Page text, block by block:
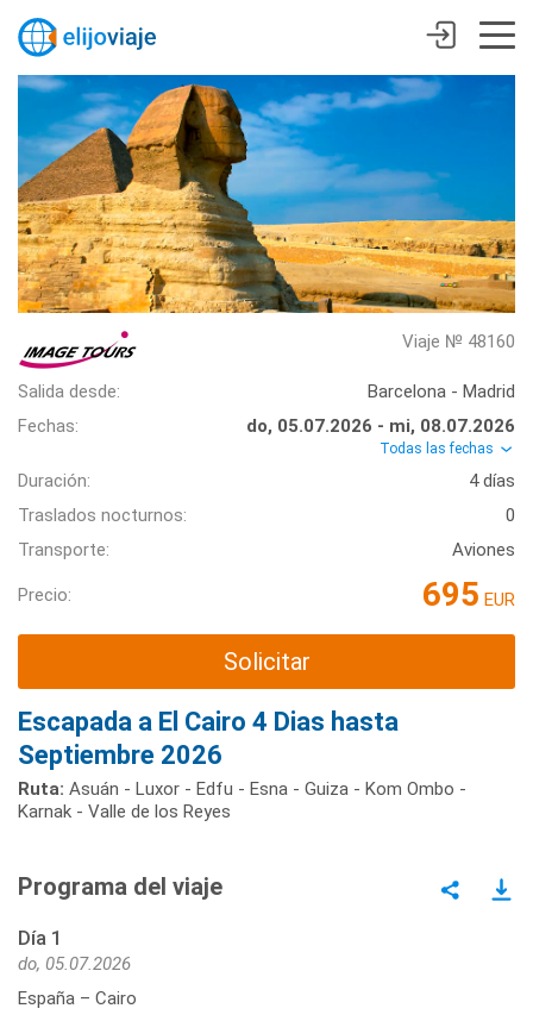
Viaje № 48160
Salida desde:
Barcelona - Madrid
Fechas:
do, 05.07.2026 - mi, 08.07.2026
Todas las fechas
Duración:
4 días
Traslados nocturnos:
0
Transporte:
Aviones
Precio: 695 EUR
Solicitar
Escapada a El Cairo 4 Dias hasta
Septiembre 2026
Ruta: Asuán - Luxor - Edfu - Esna - Guiza - Kom Ombo -
Karnak - Valle de los Reyes
Programa del viaje
Día 1
do, 05.07.2026
España – Cairo